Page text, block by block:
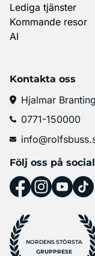
Lediga tjänster
Kommande resor
AI
Kontakta oss
Hjalmar
0771-150000
Följ oss på
NORDENS STÖRSTA
GRUPPRESE